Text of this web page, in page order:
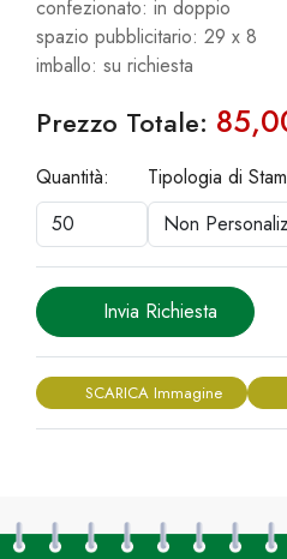
confezionato: in doppio
spazio pubblicitario: 29 x 8
imballo: su richiesta
Prezzo Totale:
Quantità: Tipologia di
Invia Richiesta
SCARICA Immagine